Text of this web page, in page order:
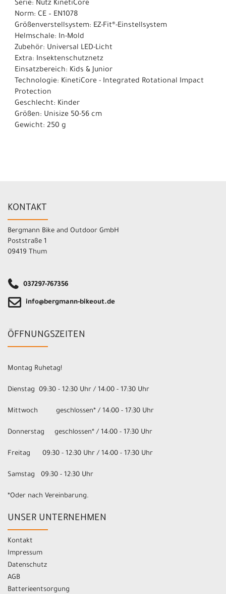
Serie: Nutz KinetiCore
Norm: CE – EN1078
Größenverstellsystem: EZ-Fit®-Einstellsystem
Helmschale: In-Mold
Zubehör: Universal LED-Licht
Extra: Insektenschutznetz
Einsatzbereich: Kids & Junior
Technologie: KinetiCore - Integrated Rotational Impact
Protection
Geschlecht: Kinder
Größen: Unisize 50-56 cm
Gewicht: 250 g
KONTAKT
Bergmann Bike and Outdoor GmbH
Poststraße 1
09419 Thum
037297-767356
info@bergmann-bikeout.de
ÖFFNUNGSZEITEN
Montag Ruhetag!
Dienstag 09:30 - 12:30 Uhr / 14:00 - 17:30 Uhr
Mittwoch geschlossen* / 14:00 - 17:30 Uhr
Donnerstag geschlossen* / 14:00 - 17:30 Uhr
Freitag 09:30 - 12:30 Uhr / 14:00 - 17:30 Uhr
Samstag 09:30 - 12:30 Uhr
*Oder nach Vereinbarung.
UNSER UNTERNEHMEN
Kontakt
Impressum
Datenschutz
AGB
Batterieentsorgung